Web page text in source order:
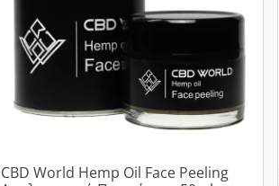
CBD World Hemp Oil Face Peeling